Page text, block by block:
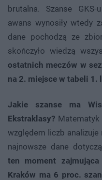
brutalna. Szanse
awans wynosiły wtedy
dane pochodzą ze
skończyło wiedzą
ostatnich meczów w
na 2. miejsce w tabeli 1.
Jakie szanse ma
Ekstraklasy?
względem liczb
najnowsze dane
ten moment
Kraków ma 6 proc.